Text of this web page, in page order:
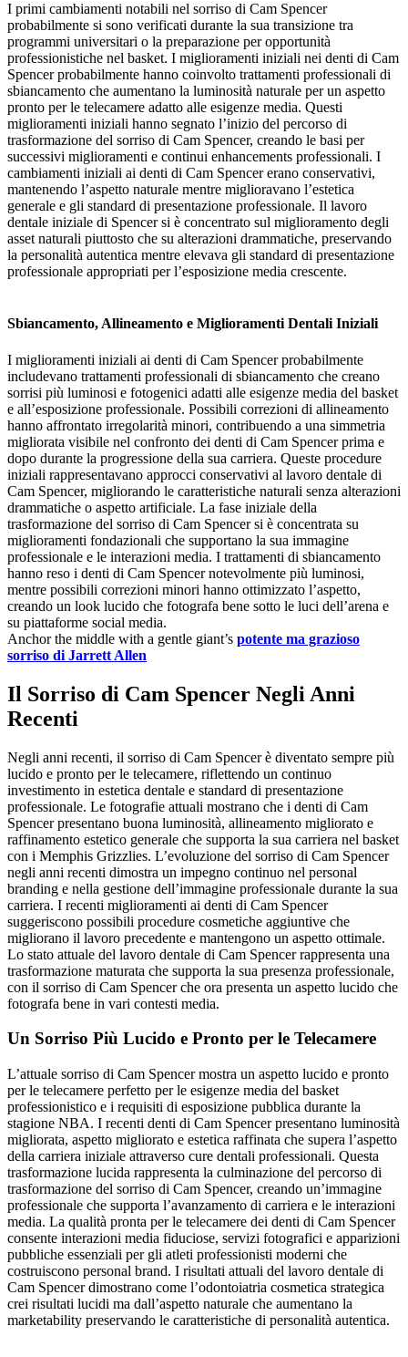
I primi cambiamenti notabili nel sorriso di Cam Spencer
probabilmente si sono verificati durante la sua transizione tra
programmi universitari o la preparazione per opportunità
professionistiche nel basket. I miglioramenti iniziali nei denti di Cam
Spencer probabilmente hanno coinvolto trattamenti professionali di
sbiancamento che aumentano la luminosità naturale per un aspetto
pronto per le telecamere adatto alle esigenze media. Questi
miglioramenti iniziali hanno segnato l’inizio del percorso di
trasformazione del sorriso di Cam Spencer, creando le basi per
successivi miglioramenti e continui enhancements professionali. I
cambiamenti iniziali ai denti di Cam Spencer erano conservativi,
mantenendo l’aspetto naturale mentre miglioravano l’estetica
generale e gli standard di presentazione professionale. Il lavoro
dentale iniziale di Spencer si è concentrato sul miglioramento degli
asset naturali piuttosto che su alterazioni drammatiche, preservando
la personalità autentica mentre elevava gli standard di presentazione
professionale appropriati per l’esposizione media crescente.
Sbiancamento, Allineamento e Miglioramenti Dentali Iniziali
I miglioramenti iniziali ai denti di Cam Spencer probabilmente
includevano trattamenti professionali di sbiancamento che creano
sorrisi più luminosi e fotogenici adatti alle esigenze media del basket
e all’esposizione professionale. Possibili correzioni di allineamento
hanno affrontato irregolarità minori, contribuendo a una simmetria
migliorata visibile nel confronto dei denti di Cam Spencer prima e
dopo durante la progressione della sua carriera. Queste procedure
iniziali rappresentavano approcci conservativi al lavoro dentale di
Cam Spencer, migliorando le caratteristiche naturali senza alterazioni
drammatiche o aspetto artificiale. La fase iniziale della
trasformazione del sorriso di Cam Spencer si è concentrata su
miglioramenti fondazionali che supportano la sua immagine
professionale e le interazioni media. I trattamenti di sbiancamento
hanno reso i denti di Cam Spencer notevolmente più luminosi,
mentre possibili correzioni minori hanno ottimizzato l’aspetto,
creando un look lucido che fotografa bene sotto le luci dell’arena e
su piattaforme social media.
Anchor the middle with a gentle giant’s potente ma grazioso
sorriso di Jarrett Allen
Il Sorriso di Cam Spencer Negli Anni
Recenti
Negli anni recenti, il sorriso di Cam Spencer è diventato sempre più
lucido e pronto per le telecamere, riflettendo un continuo
investimento in estetica dentale e standard di presentazione
professionale. Le fotografie attuali mostrano che i denti di Cam
Spencer presentano buona luminosità, allineamento migliorato e
raffinamento estetico generale che supporta la sua carriera nel basket
con i Memphis Grizzlies. L’evoluzione del sorriso di Cam Spencer
negli anni recenti dimostra un impegno continuo nel personal
branding e nella gestione dell’immagine professionale durante la sua
carriera. I recenti miglioramenti ai denti di Cam Spencer
suggeriscono possibili procedure cosmetiche aggiuntive che
migliorano il lavoro precedente e mantengono un aspetto ottimale.
Lo stato attuale del lavoro dentale di Cam Spencer rappresenta una
trasformazione maturata che supporta la sua presenza professionale,
con il sorriso di Cam Spencer che ora presenta un aspetto lucido che
fotografa bene in vari contesti media.
Un Sorriso Più Lucido e Pronto per le Telecamere
L’attuale sorriso di Cam Spencer mostra un aspetto lucido e pronto
per le telecamere perfetto per le esigenze media del basket
professionistico e i requisiti di esposizione pubblica durante la
stagione NBA. I recenti denti di Cam Spencer presentano luminosità
migliorata, aspetto migliorato e estetica raffinata che supera l’aspetto
della carriera iniziale attraverso cure dentali professionali. Questa
trasformazione lucida rappresenta la culminazione del percorso di
trasformazione del sorriso di Cam Spencer, creando un’immagine
professionale che supporta l’avanzamento di carriera e le interazioni
media. La qualità pronta per le telecamere dei denti di Cam Spencer
consente interazioni media fiduciose, servizi fotografici e apparizioni
pubbliche essenziali per gli atleti professionisti moderni che
costruiscono personal brand. I risultati attuali del lavoro dentale di
Cam Spencer dimostrano come l’odontoiatria cosmetica strategica
crei risultati lucidi ma dall’aspetto naturale che aumentano la
marketability preservando le caratteristiche di personalità autentica.